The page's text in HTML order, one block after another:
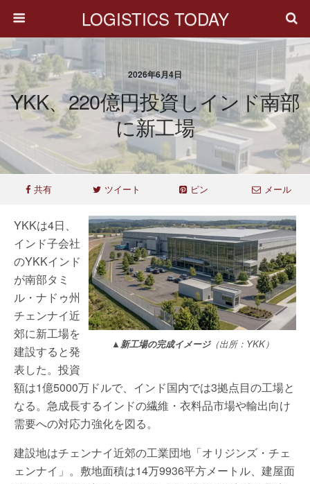
LOGISTICS TODAY
2026年6月4日
YKK、220億円投資しインド南部
に新工場
共有 ツイート ピン メール
▲新工場の完成イメージ（出所：YKK）
YKKは4日、
インド子会社
のYKKインド
が南部タミ
ル・ナドゥ州
チェンナイ近
郊に新工場を
建設すると発
表した。投資
額は1億5000万ドルで、インド国内では3拠点目の工場と
なる。急成長するインドの繊維・衣料品市場や輸出向け
需要への対応力強化を図る。
建設地はチェンナイ近郊の工業団地「オリジンズ・チェ
ェンナイ」。敷地面積は14万9936平方メートル、建屋面